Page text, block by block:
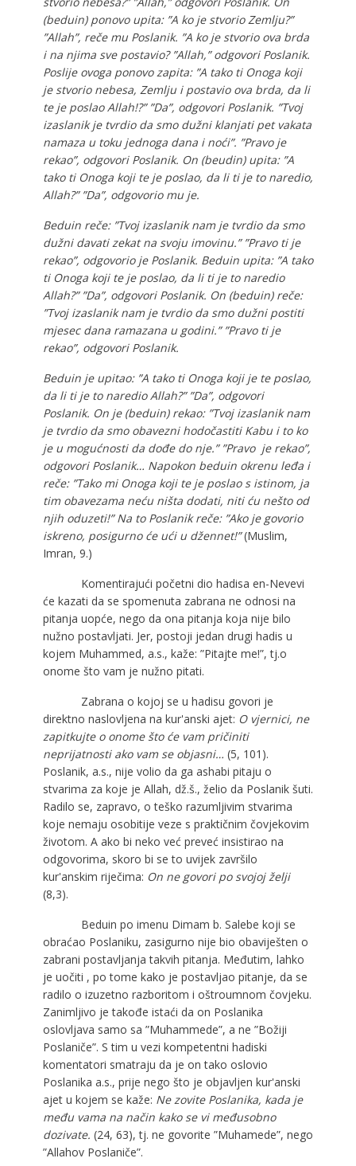
(beduin) ponovo upita: ”A ko je stvorio Zemlju?”
”Allah”, reče mu Poslanik. ”A ko je stvorio ova brda
i na njima sve postavio? ”Allah,” odgovori Poslanik.
Poslije ovoga ponovo zapita: ”A tako ti Onoga koji
je stvorio nebesa, Zemlju i postavio ova brda, da li
te je poslao Allah!?” ”Da”, odgovori Poslanik. ”Tvoj
izaslanik je tvrdio da smo dužni klanjati pet vakata
namaza u toku jednoga dana i noći”. ”Pravo je
rekao”, odgovori Poslanik. On (beudin) upita: ”A
tako ti Onoga koji te je poslao, da li ti je to naredio,
Allah?” ”Da”, odgovorio mu je.
Beduin reče: ”Tvoj izaslanik nam je tvrdio da smo
dužni davati zekat na svoju imovinu.” ”Pravo ti je
rekao”, odgovorio je Poslanik. Beduin upita: ”A tako
ti Onoga koji te je poslao, da li ti je to naredio
Allah?” ”Da”, odgovori Poslanik. On (beduin) reče:
”Tvoj izaslanik nam je tvrdio da smo dužni postiti
mjesec dana ramazana u godini.” ”Pravo ti je
rekao”, odgovori Poslanik.
Beduin je upitao: ”A tako ti Onoga koji je te poslao,
da li ti je to naredio Allah?” ”Da”, odgovori
Poslanik. On je (beduin) rekao: ”Tvoj izaslanik nam
je tvrdio da smo obavezni hodočastiti Kabu i to ko
je u mogućnosti da dođe do nje.” ”Pravo je rekao”,
odgovori Poslanik… Napokon beduin okrenu leđa i
reče: ”Tako mi Onoga koji te je poslao s istinom, ja
tim obavezama neću ništa dodati, niti ću nešto od
njih oduzeti!” Na to Poslanik reče: ”Ako je govorio
iskreno, posigurno će ući u džennet!”(Muslim,
Imran, 9.)
Komentirajući početni dio hadisa en-Nevevi
će kazati da se spomenuta zabrana ne odnosi na
pitanja uopće, nego da ona pitanja koja nije bilo
nužno postavljati. Jer, postoji jedan drugi hadis u
kojem Muhammed, a.s., kaže: ”Pitajte me!”, tj.o
onome što vam je nužno pitati.
Zabrana o kojoj se u hadisu govori je
direktno naslovljena na kur'anski ajet: O vjernici, ne
zapitkujte o onome što će vam pričiniti
neprijatnosti ako vam se objasni… (5, 101).
Poslanik, a.s., nije volio da ga ashabi pitaju o
stvarima za koje je Allah, dž.š., želio da Poslanik šuti.
Radilo se, zapravo, o teško razumljivim stvarima
koje nemaju osobitije veze s praktičnim čovjekovim
životom. A ako bi neko već preveć insistirao na
odgovorima, skoro bi se to uvijek završilo
kur'anskim riječima: On ne govori po svojoj želji
(8,3).
Beduin po imenu Dimam b. Salebe koji se
obraćao Poslaniku, zasigurno nije bio obaviješten o
zabrani postavljanja takvih pitanja. Međutim, lahko
je uočiti , po tome kako je postavljao pitanje, da se
radilo o izuzetno razboritom i oštroumnom čovjeku.
Zanimljivo je takođe istaći da on Poslanika
oslovljava samo sa ”Muhammede”, a ne ”Božiji
Poslaniče”. S tim u vezi kompetentni hadiski
komentatori smatraju da je on tako oslovio
Poslanika a.s., prije nego što je objavljen kur'anski
ajet u kojem se kaže: Ne zovite Poslanika, kada je
među vama na način kako se vi međusobno
dozivate. (24, 63), tj. ne govorite ”Muhamede”, nego
”Allahov Poslaniče”.